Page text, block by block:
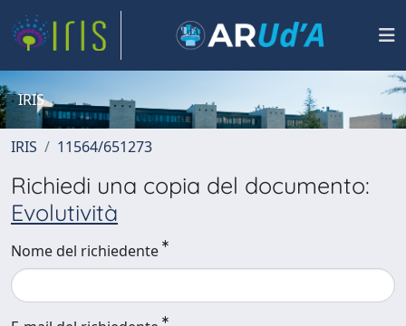
IRIS
IRIS 11564/651273
Richiedi una copia del documento:
Evolutività
Nome del richiedente